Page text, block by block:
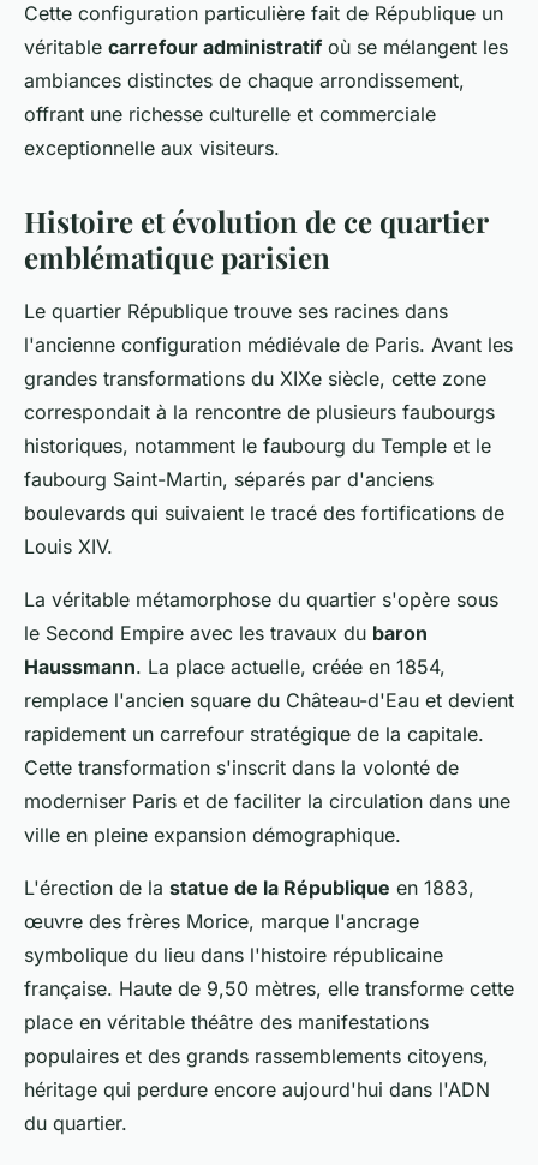
Cette configuration particulière fait de République un
véritable carrefour administratif où se mélangent les
ambiances distinctes de chaque arrondissement,
offrant une richesse culturelle et commerciale
exceptionnelle aux visiteurs.
Histoire et évolution de ce quartier
emblématique parisien
Le quartier République trouve ses racines dans
l'ancienne configuration médiévale de Paris. Avant les
grandes transformations du XIXe siècle, cette zone
correspondait à la rencontre de plusieurs faubourgs
historiques, notamment le faubourg du Temple et le
faubourg Saint-Martin, séparés par d'anciens
boulevards qui suivaient le tracé des fortifications de
Louis XIV.
La véritable métamorphose du quartier s'opère sous
le Second Empire avec les travaux du baron
Haussmann. La place actuelle, créée en 1854,
remplace l'ancien square du Château-d'Eau et devient
rapidement un carrefour stratégique de la capitale.
Cette transformation s'inscrit dans la volonté de
moderniser Paris et de faciliter la circulation dans une
ville en pleine expansion démographique.
L'érection de la statue de la République en 1883,
œuvre des frères Morice, marque l'ancrage
symbolique du lieu dans l'histoire républicaine
française. Haute de 9,50 mètres, elle transforme cette
place en véritable théâtre des manifestations
populaires et des grands rassemblements citoyens,
héritage qui perdure encore aujourd'hui dans l'ADN
du quartier.